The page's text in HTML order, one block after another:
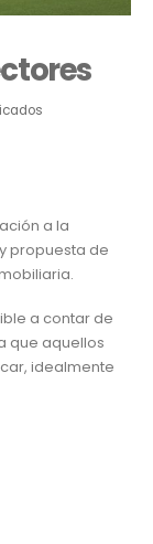
a la
propuesta de
a contar de
que aquellos
idealmente